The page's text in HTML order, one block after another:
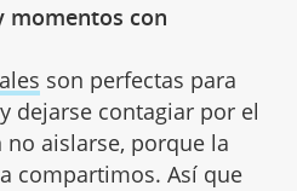
momentos con
son perfectas para
dejarse contagiar por el
aislarse, porque la
compartimos. Así que